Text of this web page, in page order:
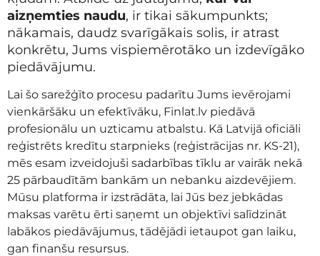
aizņemties naudu, ir tikai sākumpunkts;
nākamais, daudz svarīgākais solis, ir atrast
konkrētu, Jums vispiemērotāko un izdevīgāko
piedāvājumu.
Lai šo sarežģīto procesu padarītu Jums ievērojami
vienkāršāku un efektīvāku, Finlat.lv piedāvā
profesionālu un uzticamu atbalstu. Kā Latvijā oficiāli
reģistrēts kredītu starpnieks (reģistrācijas nr. KS-21),
mēs esam izveidojuši sadarbības tīklu ar vairāk nekā
25 pārbaudītām bankām un nebanku aizdevējiem.
Mūsu platforma ir izstrādāta, lai Jūs bez jebkādas
maksas varētu ērti saņemt un objektīvi salīdzināt
labākos piedāvājumus, tādējādi ietaupot gan laiku,
gan finanšu resursus.